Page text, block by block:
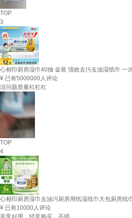
TOP
3
心相印厨房湿巾40抽 金装 强效去污去油湿纸巾 一
¥ 已有5000000人评论
没问题质量杠杠杠
TOP
4
心相印厨房湿巾去油污厨房用纸湿纸巾大包厨房纸
¥ 已有10000人评论
非常好用，经常购买，不错